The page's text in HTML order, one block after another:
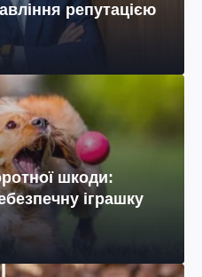
репутацією
шкоди:
іграшку